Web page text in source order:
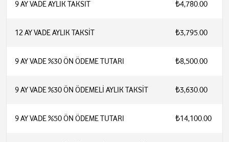
9 AY VADE AYLIK TAKSİT ₺4,780.00
12 AY VADE AYLIK TAKSİT ₺3,795.00
9 AY VADE %30 ÖN ÖDEME TUTARI ₺8,500.00
9 AY VADE %30 ÖN ÖDEMELİ AYLIK TAKSİT ₺3,630.00
9 AY VADE %50 ÖN ÖDEME TUTARI ₺14,100.00